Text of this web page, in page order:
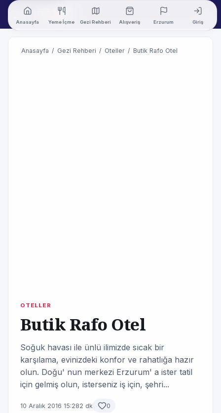
Anasayfa Yeme İçme Gezi Rehberi Alışveriş Erzurum Giriş
Anasayfa / Gezi Rehberi / Oteller / Butik Rafo Otel
OTELLER
Butik Rafo Otel
Soğuk havası ile ünlü ilimizde sıcak bir
karşılama, evinizdeki konfor ve rahatlığa hazır
olun. Doğu' nun merkezi Erzurum' a ister tatil
için gelmiş olun, isterseniz iş için, şehri...
10 Aralık 2016 15:282 dk 0